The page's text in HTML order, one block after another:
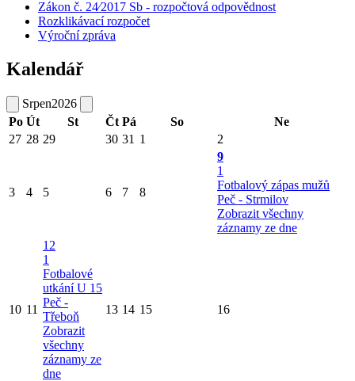
Zákon č. 24⁄2017 Sb - rozpočtová odpovědnost
Rozklikávací rozpočet
Výroční zpráva
Kalendář
Srpen2026
Po Út St Čt Pá So
Ne
27 28 29 30 31 1 2
3 4 5 6 7 8
9
1
Fotbalový zápas mužů
Peč - Strmilov
Zobrazit všechny
záznamy ze dne
10 11
12
1
Fotbalové
utkání U 15
Peč -
Třeboň
Zobrazit
všechny
záznamy ze
dne
13 14 15 16